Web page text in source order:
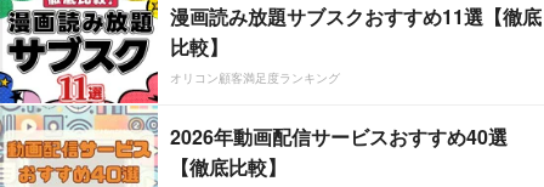
漫画読み放題サブスクおすすめ11選【徹底
比較】
オリコン顧客満足度ランキング
2026年動画配信サービスおすすめ40選
【徹底比較】